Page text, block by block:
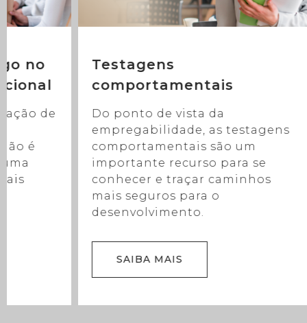
no
de
é
Testagens
comportamentais
Do ponto de vista da
empregabilidade, as testagens
comportamentais são um
importante recurso para se
conhecer e traçar caminhos
mais seguros para o
desenvolvimento.
SAIBA MAIS